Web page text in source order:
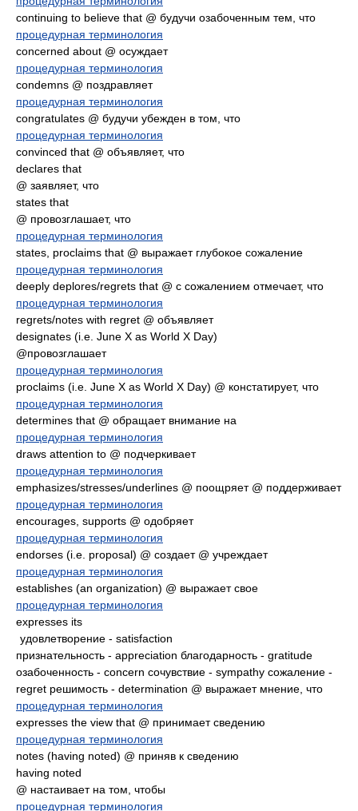
continuing to believe that @ будучи озабоченным тем, что
процедурная терминология
concerned about @ осуждает
процедурная терминология
condemns @ поздравляет
процедурная терминология
congratulates @ будучи убежден в том, что
процедурная терминология
convinced that @ объявляет, что
declares that
@ заявляет, что
states that
@ провозглашает, что
процедурная терминология
states, proclaims that @ выражает глубокое сожаление
процедурная терминология
deeply deplores/regrets that @ с сожалением отмечает, что
процедурная терминология
regrets/notes with regret @ объявляет
designates (i.e. June X as World X Day)
@провозглашает
процедурная терминология
proclaims (i.e. June X as World X Day) @ констатирует, что
процедурная терминология
determines that @ обращает внимание на
процедурная терминология
draws attention to @ подчеркивает
процедурная терминология
emphasizes/stresses/underlines @ поощряет @ поддерживает
процедурная терминология
encourages, supports @ одобряет
процедурная терминология
endorses (i.e. proposal) @ создает @ учреждает
процедурная терминология
establishes (an organization) @ выражает свое
процедурная терминология
expresses its
удовлетворение - satisfaction
признательность - appreciation благодарность - gratitude
озабоченность - concern сочувствие - sympathy сожаление -
regret решимость - determination @ выражает мнение, что
процедурная терминология
expresses the view that @ принимает сведению
процедурная терминология
notes (having noted) @ приняв к сведению
having noted
@ настаивает на том, чтобы
процедурная терминология